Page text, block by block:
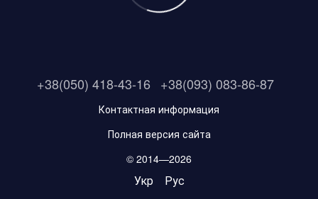
+38(050) 418-43-16 +38(093) 083-86-87
Контактная информация
Полная версия сайта
© 2014—2026
Укр Рус